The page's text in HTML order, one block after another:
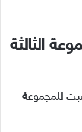
الثالثة
للمجموعة